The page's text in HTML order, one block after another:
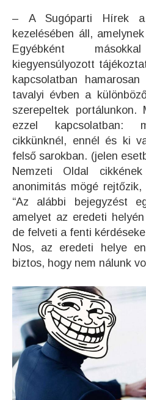
– A Sugóparti Hírek a
kezelésében áll,
Egyébként
kiegyensúlyozott
kapcsolatban
tavalyi évben a
szerepeltek portálunkon.
ezzel kapcsolatban:
cikkünknél, ennél és ki
felső sarokban. (jelen
Nemzeti Oldal
anonimitás mögé
“Az alábbi bejegyzést
amelyet az eredeti
de felveti a fenti
Nos, az eredeti helye
biztos, hogy nem nálunk